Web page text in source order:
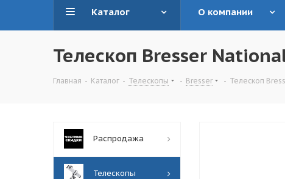
Каталог О компании
Телескоп Bresser
Главная - Каталог - Телескопы - Bresser - Телескоп
Распродажа
Телескопы